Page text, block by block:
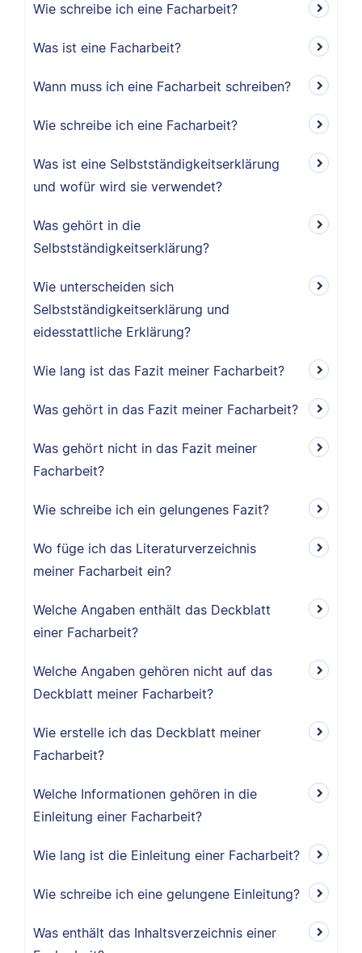
Wie schreibe ich eine Facharbeit?
Was ist eine Facharbeit?
Wann muss ich eine Facharbeit schreiben?
Wie schreibe ich eine Facharbeit?
Was ist eine Selbstständigkeitserklärung
und wofür wird sie verwendet?
Was gehört in die
Selbstständigkeitserklärung?
Wie unterscheiden sich
Selbstständigkeitserklärung und
eidesstattliche Erklärung?
Wie lang ist das Fazit meiner Facharbeit?
Was gehört in das Fazit meiner Facharbeit?
Was gehört nicht in das Fazit meiner
Facharbeit?
Wie schreibe ich ein gelungenes Fazit?
Wo füge ich das Literaturverzeichnis
meiner Facharbeit ein?
Welche Angaben enthält das Deckblatt
einer Facharbeit?
Welche Angaben gehören nicht auf das
Deckblatt meiner Facharbeit?
Wie erstelle ich das Deckblatt meiner
Facharbeit?
Welche Informationen gehören in die
Einleitung einer Facharbeit?
Wie lang ist die Einleitung einer Facharbeit?
Wie schreibe ich eine gelungene Einleitung?
Was enthält das Inhaltsverzeichnis einer